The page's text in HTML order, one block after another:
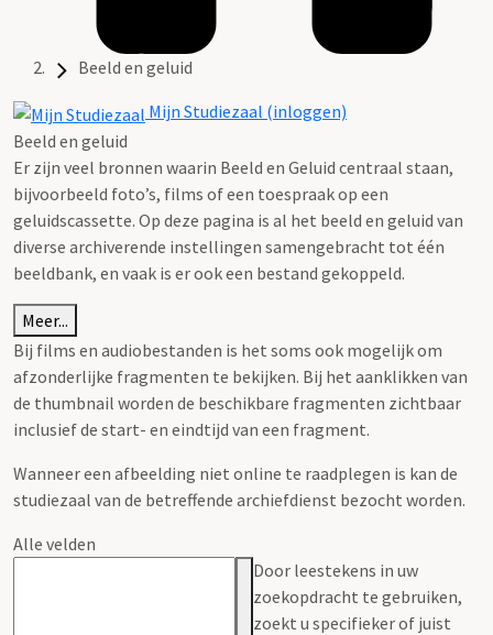
Beeld en geluid
Mijn Studiezaal (inloggen)
Beeld en geluid
Er zijn veel bronnen waarin Beeld en Geluid centraal staan,
bijvoorbeeld foto’s, films of een toespraak op een
geluidscassette. Op deze pagina is al het beeld en geluid van
diverse archiverende instellingen samengebracht tot één
beeldbank, en vaak is er ook een bestand gekoppeld.
Meer...
Bij films en audiobestanden is het soms ook mogelijk om
afzonderlijke fragmenten te bekijken. Bij het aanklikken van
de thumbnail worden de beschikbare fragmenten zichtbaar
inclusief de start- en eindtijd van een fragment.
Wanneer een afbeelding niet online te raadplegen is kan de
studiezaal van de betreffende archiefdienst bezocht worden.
Alle velden
Door leestekens in uw
zoekopdracht te gebruiken,
zoekt u specifieker of juist